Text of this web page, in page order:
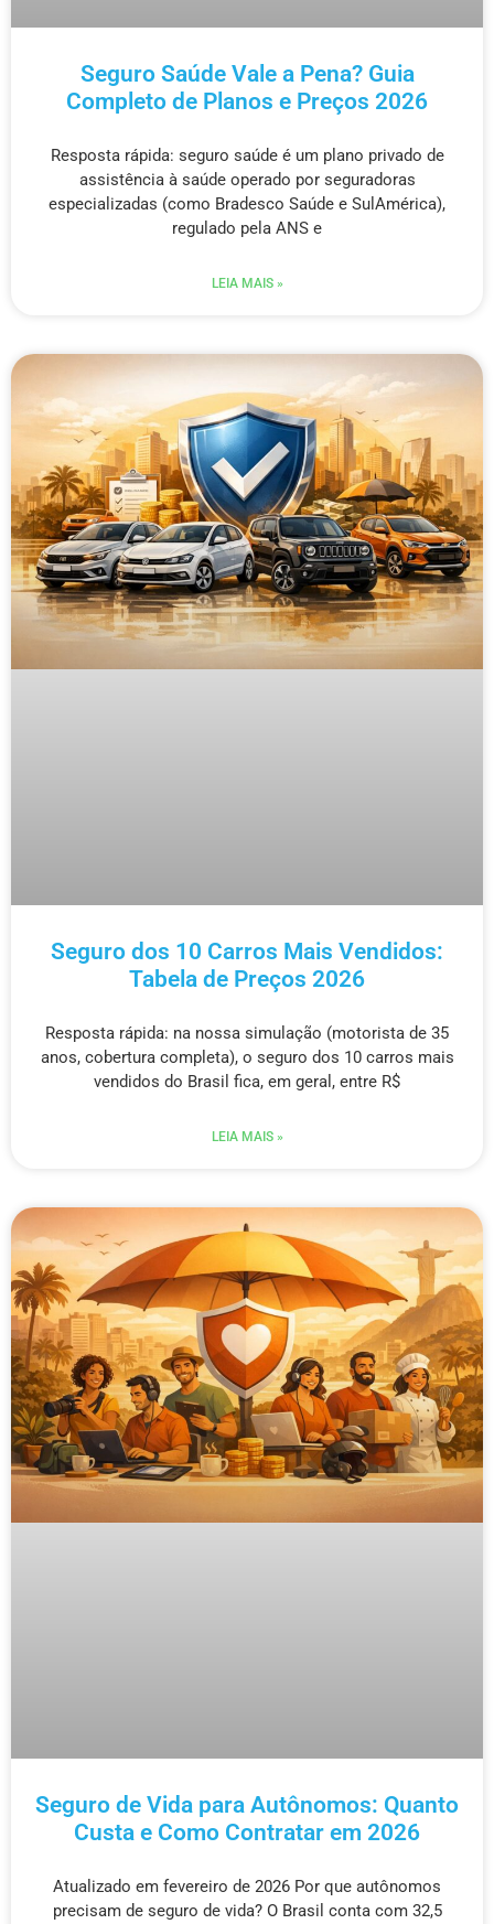
Seguro Saúde Vale a Pena? Guia
Completo de Planos e Preços 2026
Resposta rápida: seguro saúde é um plano privado de
assistência à saúde operado por seguradoras
especializadas (como Bradesco Saúde e SulAmérica),
regulado pela ANS e
LEIA MAIS »
Seguro dos 10 Carros Mais Vendidos:
Tabela de Preços 2026
Resposta rápida: na nossa simulação (motorista de 35
anos, cobertura completa), o seguro dos 10 carros mais
vendidos do Brasil fica, em geral, entre R$
LEIA MAIS »
Seguro de Vida para Autônomos: Quanto
Custa e Como Contratar em 2026
Atualizado em fevereiro de 2026 Por que autônomos
precisam de seguro de vida? O Brasil conta com 32,5